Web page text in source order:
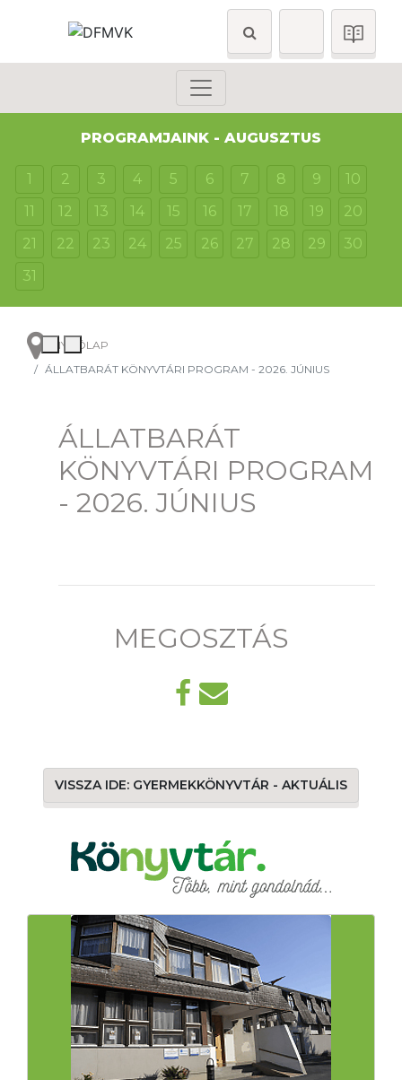
PROGRAMJAINK - AUGUSZTUS
1 2 3 4 5 6 7 8 9
10
11
12 13 14 15 16 17 18 19
20
21
22 23 24 25 26 27 28 29
30
31
NYITÓLAP
ÁLLATBARÁT KÖNYVTÁRI PROGRAM - 2026. JÚNIUS
ÁLLATBARÁT
KÖNYVTÁRI PROGRAM
- 2026. JÚNIUS
MEGOSZTÁS
VISSZA IDE: GYERMEKKÖNYVTÁR - AKTUÁLIS